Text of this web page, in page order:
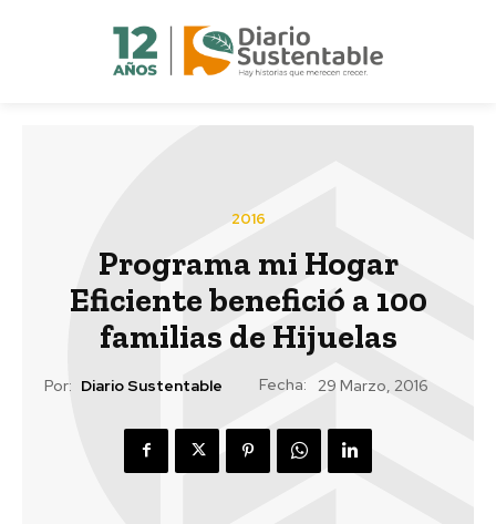
2016
Programa mi Hogar
Eficiente benefició a 100
familias de Hijuelas
Por: Diario Sustentable Fecha: 29 Marzo, 2016